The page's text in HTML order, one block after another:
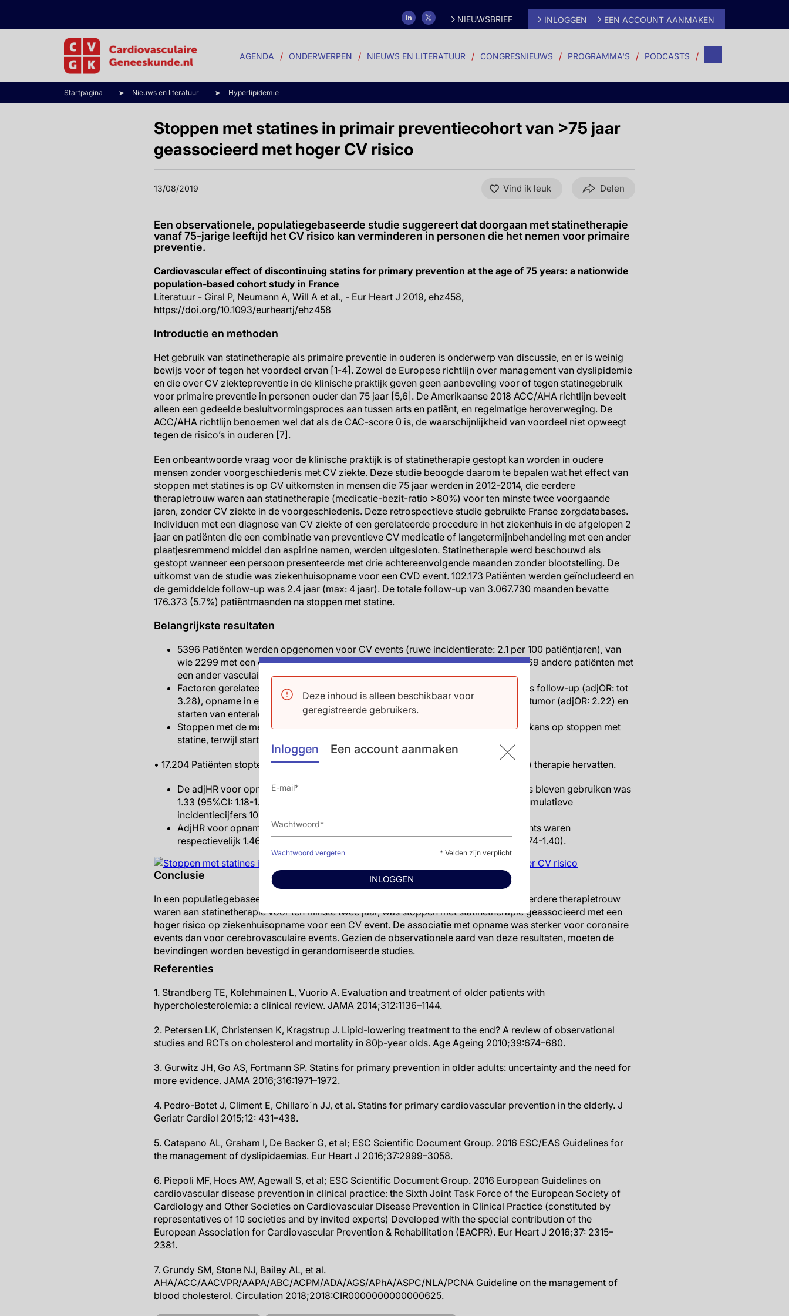
Deze inhoud is alleen beschikbaar voor
geregistreerde gebruikers.
Inloggen Een account aanmaken
Wachtwoord vergeten * Velden zijn verplicht
INLOGGEN
NIEUWSBRIEF INLOGGEN EEN ACCOUNT AANMAKEN
AGENDA ONDERWERPEN NIEUWS EN LITERATUUR CONGRESNIEUWS PROGRAMMA'S PODCASTS
Startpagina Nieuws en literatuur Hyperlipidemie
Stoppen met statines in primair preventiecohort van >75 jaar
geassocieerd met hoger CV risico
13/08/2019 Vind ik leuk Delen
Een observationele, populatiegebaseerde studie suggereert dat doorgaan met statinetherapie
vanaf 75-jarige leeftijd het CV risico kan verminderen in personen die het nemen voor primaire
preventie.
Cardiovascular effect of discontinuing statins for primary prevention at the age of 75 years: a nationwide
population-based cohort study in France
Literatuur - Giral P, Neumann A, Will A et al., - Eur Heart J 2019, ehz458,
https://doi.org/10.1093/eurheartj/ehz458
Introductie en methoden
Het gebruik van statinetherapie als primaire preventie in ouderen is onderwerp van discussie, en er is weinig
bewijs voor of tegen het voordeel ervan [1-4]. Zowel de Europese richtlijn over management van dyslipidemie
en die over CV ziektepreventie in de klinische praktijk geven geen aanbeveling voor of tegen statinegebruik
voor primaire preventie in personen ouder dan 75 jaar [5,6]. De Amerikaanse 2018 ACC/AHA richtlijn beveelt
alleen een gedeelde besluitvormingsproces aan tussen arts en patiënt, en regelmatige heroverweging. De
ACC/AHA richtlijn benoemen wel dat als de CAC-score 0 is, de waarschijnlijkheid van voordeel niet opweegt
tegen de risico’s in ouderen [7].
Een onbeantwoorde vraag voor de klinische praktijk is of statinetherapie gestopt kan worden in oudere
mensen zonder voorgeschiedenis met CV ziekte. Deze studie beoogde daarom te bepalen wat het effect van
stoppen met statines is op CV uitkomsten in mensen die 75 jaar werden in 2012-2014, die eerdere
therapietrouw waren aan statinetherapie (medicatie-bezit-ratio >80%) voor ten minste twee voorgaande
jaren, zonder CV ziekte in de voorgeschiedenis. Deze retrospectieve studie gebruikte Franse zorgdatabases.
Individuen met een diagnose van CV ziekte of een gerelateerde procedure in het ziekenhuis in de afgelopen 2
jaar en patiënten die een combinatie van preventieve CV medicatie of langetermijnbehandeling met een ander
plaatjesremmend middel dan aspirine namen, werden uitgesloten. Statinetherapie werd beschouwd als
gestopt wanneer een persoon presenteerde met drie achtereenvolgende maanden zonder blootstelling. De
uitkomst van de studie was ziekenhuisopname voor een CVD event. 102.173 Patiënten werden geïncludeerd en
de gemiddelde follow-up was 2.4 jaar (max: 4 jaar). De totale follow-up van 3.067.730 maanden bevatte
176.373 (5.7%) patiëntmaanden na stoppen met statine.
Belangrijkste resultaten
5396 Patiënten werden opgenomen voor CV events (ruwe incidentierate: 2.1 per 100 patiëntjaren), van
wie 2299 met een coronair events en 2328 met een cerebrovasculair event, en 769 andere patiënten met
een ander vasculair event. 3243 Patiënten stierven tijdens follow-up.
Factoren gerelateerd aan stoppen met statine omvatten ziekenhuisopname tijdens follow-up (adjOR: tot
3.28), opname in een ervaren verpleegtehuis (adjOR: 2.66), metastatische solide tumor (adjOR: 2.22) en
starten van enterale of orale voeding (aOR: 2.13).
Stoppen met de meeste andere CV medicatie was geassocieerd met een hogere kans op stoppen met
statine, terwijl starten of doorgaan met gebruik op baseline deze kans verlaagde.
• 17.204 Patiënten stopten met statinetherapie tijdens follow-up, van wie 7.336 (42.6%) therapie hervatten.
De adjHR voor opname voor een CV event in diegenen die stopten vs. die statines bleven gebruiken was
1.33 (95%CI: 1.18-1.50). Vier jaar na de 75e verjaardag waren de gecorrigeerde cumulatieve
incidentiecijfers 10.1% en 7.6%.
AdjHR voor opname voor coronaire, cerebrovasculaire en andere vasculaire events waren
respectievelijk 1.46 (95%CI: 1.21 – 1.75), 1.26 (95%CI: 1.05-1.51) en 1.02 (95%CI: 0.74-1.40).
Conclusie
In een populatiegebaseerd primaire preventiecohort van 75-jaar oude individuen die eerdere therapietrouw
waren aan statinetherapie voor ten minste twee jaar, was stoppen met statinetherapie geassocieerd met een
hoger risico op ziekenhuisopname voor een CV event. De associatie met opname was sterker voor coronaire
events dan voor cerebrovasculaire events. Gezien de observationele aard van deze resultaten, moeten de
bevindingen worden bevestigd in gerandomiseerde studies.
Referenties
1. Strandberg TE, Kolehmainen L, Vuorio A. Evaluation and treatment of older patients with
hypercholesterolemia: a clinical review. JAMA 2014;312:1136–1144.
2. Petersen LK, Christensen K, Kragstrup J. Lipid-lowering treatment to the end? A review of observational
studies and RCTs on cholesterol and mortality in 80þ-year olds. Age Ageing 2010;39:674–680.
3. Gurwitz JH, Go AS, Fortmann SP. Statins for primary prevention in older adults: uncertainty and the need for
more evidence. JAMA 2016;316:1971–1972.
4. Pedro-Botet J, Climent E, Chillaro´n JJ, et al. Statins for primary cardiovascular prevention in the elderly. J
Geriatr Cardiol 2015;12: 431–438.
5. Catapano AL, Graham I, De Backer G, et al; ESC Scientific Document Group. 2016 ESC/EAS Guidelines for
the management of dyslipidaemias. Eur Heart J 2016;37:2999–3058.
6. Piepoli MF, Hoes AW, Agewall S, et al; ESC Scientific Document Group. 2016 European Guidelines on
cardiovascular disease prevention in clinical practice: the Sixth Joint Task Force of the European Society of
Cardiology and Other Societies on Cardiovascular Disease Prevention in Clinical Practice (constituted by
representatives of 10 societies and by invited experts) Developed with the special contribution of the
European Association for Cardiovascular Prevention & Rehabilitation (EACPR). Eur Heart J 2016;37: 2315–
2381.
7. Grundy SM, Stone NJ, Bailey AL, et al.
AHA/ACC/AACVPR/AAPA/ABC/ACPM/ADA/AGS/APhA/ASPC/NLA/PCNA Guideline on the management of
blood cholesterol. Circulation 2018;2018:CIR0000000000000625.